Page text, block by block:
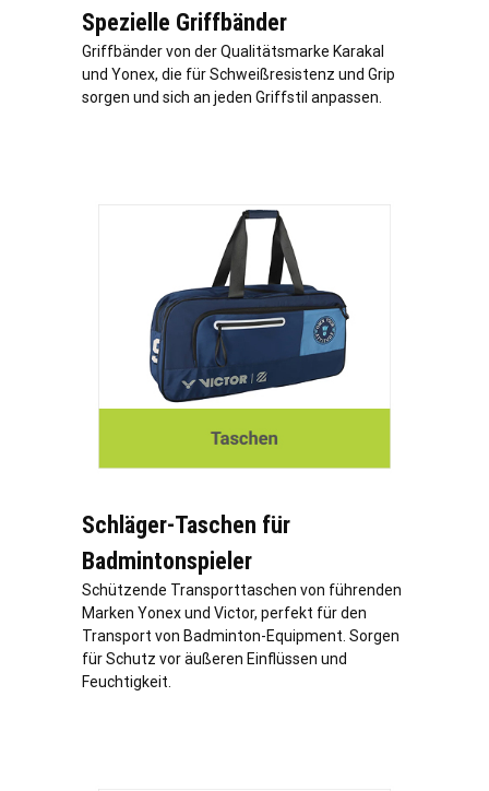
Spezielle Griffbänder
Griffbänder von der Qualitätsmarke Karakal
und Yonex, die für Schweißresistenz und Grip
sorgen und sich an jeden Griffstil anpassen.
Schläger-Taschen für
Badmintonspieler
Schützende Transporttaschen von führenden
Marken Yonex und Victor, perfekt für den
Transport von Badminton-Equipment. Sorgen
für Schutz vor äußeren Einflüssen und
Feuchtigkeit.